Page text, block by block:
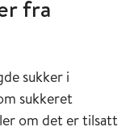
fra
sukker i
sukkeret
om det er tilsatt